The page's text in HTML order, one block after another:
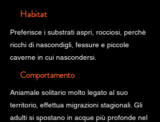
Habitat
Preferisce i substrati aspri, rocciosi, perchè
ricchi di nascondigli, fessure e piccole
caverne in cui nascondersi.
Comportamento
Aniamale solitario molto legato al suo
territorio, effettua migrazioni stagionali. Gli
adulti si spostano in acque più profonde nel